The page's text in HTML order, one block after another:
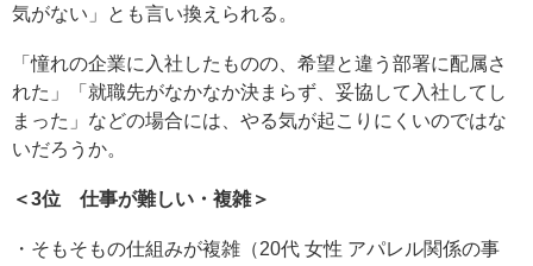
気がない」とも言い換えられる。
「憧れの企業に入社したものの、希望と違う部署に配属さ
れた」「就職先がなかなか決まらず、妥協して入社してし
まった」などの場合には、やる気が起こりにくいのではな
いだろうか。
＜3位 仕事が難しい・複雑＞
・そもそもの仕組みが複雑（20代 女性 アパレル関係の事